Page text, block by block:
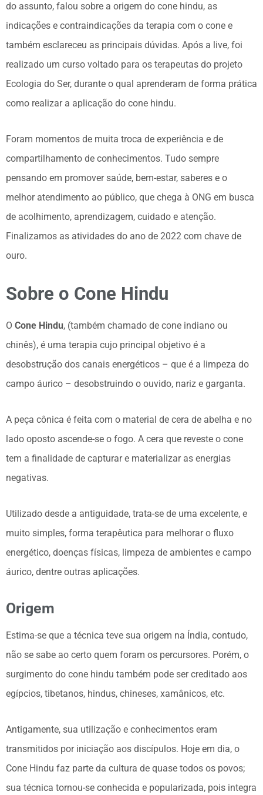
do assunto, falou sobre a origem do cone hindu, as
indicações e contraindicações da terapia com o cone e
também esclareceu as principais dúvidas. Após a live, foi
realizado um curso voltado para os terapeutas do projeto
Ecologia do Ser, durante o qual aprenderam de forma prática
como realizar a aplicação do cone hindu.
Foram momentos de muita troca de experiência e de
compartilhamento de conhecimentos. Tudo sempre
pensando em promover saúde, bem-estar, saberes e o
melhor atendimento ao público, que chega à ONG em busca
de acolhimento, aprendizagem, cuidado e atenção.
Finalizamos as atividades do ano de 2022 com chave de
ouro.
Sobre o Cone Hindu
O Cone Hindu, (também chamado de cone indiano ou
chinês), é uma terapia cujo principal objetivo é a
desobstrução dos canais energéticos – que é a limpeza do
campo áurico – desobstruindo o ouvido, nariz e garganta.
A peça cônica é feita com o material de cera de abelha e no
lado oposto ascende-se o fogo. A cera que reveste o cone
tem a finalidade de capturar e materializar as energias
negativas.
Utilizado desde a antiguidade, trata-se de uma excelente, e
muito simples, forma terapêutica para melhorar o fluxo
energético, doenças físicas, limpeza de ambientes e campo
áurico, dentre outras aplicações.
Origem
Estima-se que a técnica teve sua origem na Índia, contudo,
não se sabe ao certo quem foram os percursores. Porém, o
surgimento do cone hindu também pode ser creditado aos
egípcios, tibetanos, hindus, chineses, xamânicos, etc.
Antigamente, sua utilização e conhecimentos eram
transmitidos por iniciação aos discípulos. Hoje em dia, o
Cone Hindu faz parte da cultura de quase todos os povos;
sua técnica tornou-se conhecida e popularizada, pois integra